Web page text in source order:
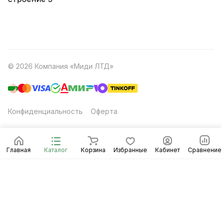
Главная Каталог Корзина Избранные Кабинет Сравнение
© 2026 Компания «Миди ЛТД»
Конфиденциальность Оферта